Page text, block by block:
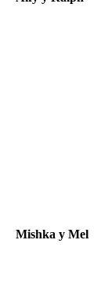
Mishka y Mel